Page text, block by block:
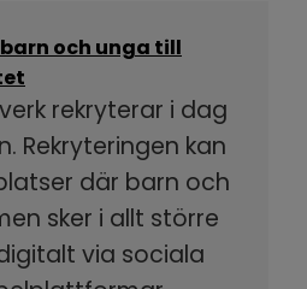
och unga till
rekryterar i dag
Rekryteringen kan
där barn och
sker i allt större
via sociala